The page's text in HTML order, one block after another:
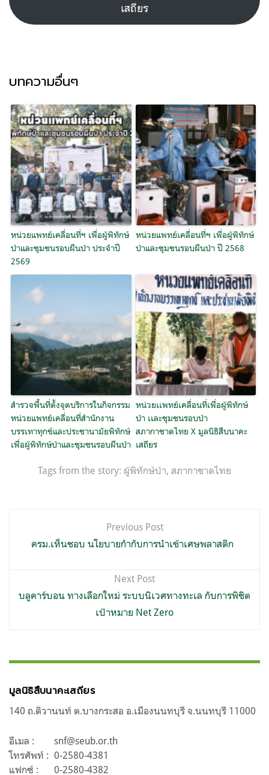
เสถียร
บทความอื่นๆ
หน่วยแพทย์เคลื่อนที่ฯ เพื่อผู้พิทักษ์
ป่าและชุมชนรอบผืนป่า ประจำปี
2569
หน่วยแพทย์เคลื่อนที่ฯ เพื่อผู้พิทักษ์
ป่าและชุมชนรอบผืนป่า ปี 2568
สำรวจพื้นที่ตั้งจุดบริการในกิจกรรม
หน่วยแพทย์เคลื่อนที่สำนักงาน
บรรเทาทุกข์และประชานามัยพิทักษ์
เพื่อผู้พิทักษ์ป่าและชุมชนรอบผืนป่า
หน่วยเเพทย์เคลื่อนที่เพื่อผู้พิทักษ์
ป่า เเละชุมชนรอบป่า
สภากาชาดไทย X มูลนิธิสืบนาคะ
เสถียร
Tags from the story: ผู้พิทักษ์ป่า, สภากาชาดไทย
เรื่อง
Previous Post
ครม.เห็นชอบ นโยบายกำกับการนำเข้าเศษพลาสติก
Next Post
บลูคาร์บอน ทางเลือกใหม่ ระบบนิเวศทางทะเล กับการพิชิต
เป้าหมาย Net Zero
มูลนิธิสืบนาคะเสถียร
140 ถ.ติวานนท์ ต.บางกระสอ อ.เมืองนนทบุรี จ.นนทบุรี 11000
อีเมล :
snf@seub.or.th
โทรศัพท์ : 0-2580-4381
แฟกซ์ :
0-2580-4382